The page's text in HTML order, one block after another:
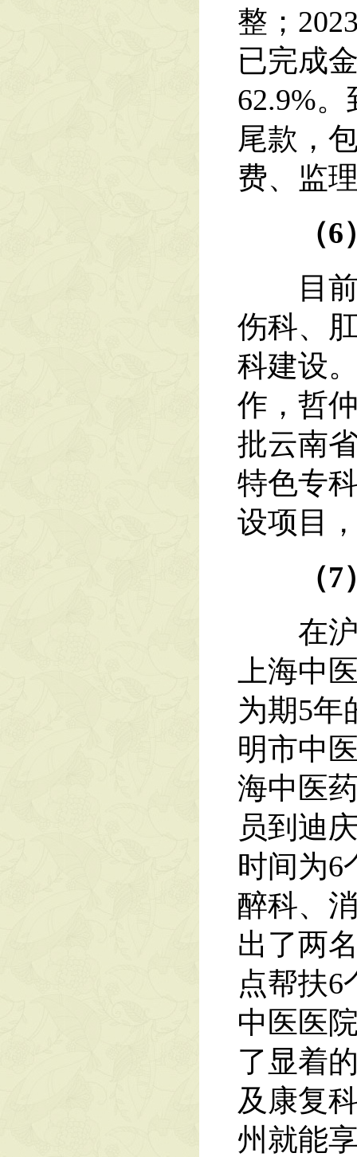
整；
已完成
62.9%
尾款，
费、监
（
目前
伤科、
科建设
作，哲
批云南
特色专
设项目
（
在沪·
上海中
为期5年
明市中
海中医
员到迪
时间为6
醉科、
出了两
点帮扶6
中医医
了显着
及康复
州就能